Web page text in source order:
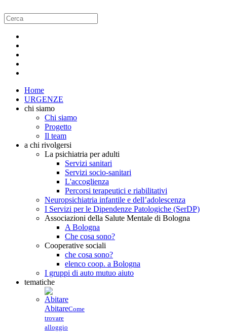
Home
URGENZE
chi siamo
Chi siamo
Progetto
Il team
a chi rivolgersi
La psichiatria per adulti
Servizi sanitari
Servizi socio-sanitari
L'accoglienza
Percorsi terapeutici e riabilitativi
Neuropsichiatria infantile e dell’adolescenza
I Servizi per le Dipendenze Patologiche (SerDP)
Associazioni della Salute Mentale di Bologna
A Bologna
Che cosa sono?
Cooperative sociali
che cosa sono?
elenco coop. a Bologna
I gruppi di auto mutuo aiuto
tematiche
AbitareCome
trovare
alloggio